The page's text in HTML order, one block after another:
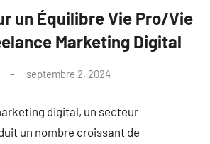
un Équilibre Vie Pro/Vie
Marketing Digital
septembre 2, 2024
digital, un secteur
un nombre croissant de